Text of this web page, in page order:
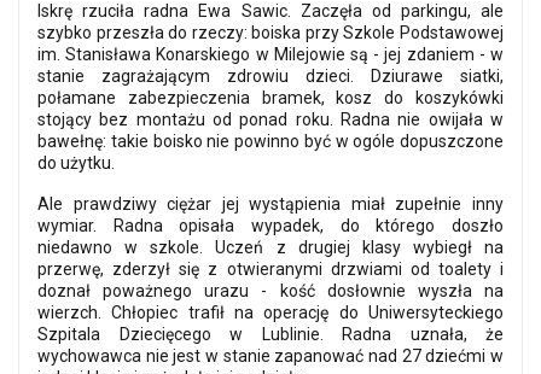
Iskrę rzuciła radna Ewa Sawic. Zaczęła od parkingu, ale
szybko przeszła do rzeczy: boiska przy Szkole Podstawowej
im. Stanisława Konarskiego w Milejowie są - jej zdaniem - w
stanie zagrażającym zdrowiu dzieci. Dziurawe siatki,
połamane zabezpieczenia bramek, kosz do koszykówki
stojący bez montażu od ponad roku. Radna nie owijała w
bawełnę: takie boisko nie powinno być w ogóle dopuszczone
do użytku.
Ale prawdziwy ciężar jej wystąpienia miał zupełnie inny
wymiar. Radna opisała wypadek, do którego doszło
niedawno w szkole. Uczeń z drugiej klasy wybiegł na
przerwę, zderzył się z otwieranymi drzwiami od toalety i
doznał poważnego urazu - kość dosłownie wyszła na
wierzch. Chłopiec trafił na operację do Uniwersyteckiego
Szpitala Dziecięcego w Lublinie. Radna uznała, że
wychowawca nie jest w stanie zapanować nad 27 dziećmi w